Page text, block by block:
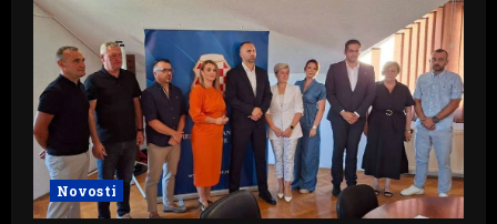
Novosti